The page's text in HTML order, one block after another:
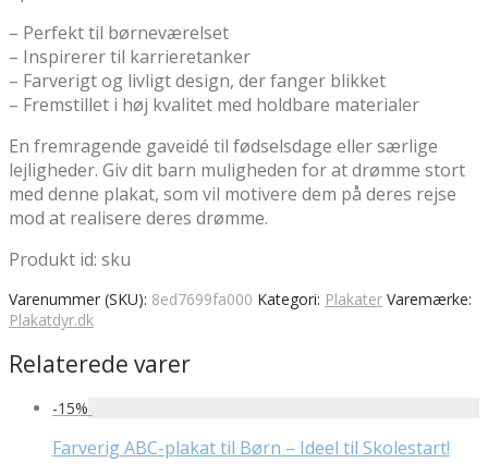
– Perfekt til børneværelset
– Inspirerer til karrieretanker
– Farverigt og livligt design, der fanger blikket
– Fremstillet i høj kvalitet med holdbare materialer
En fremragende gaveidé til fødselsdage eller særlige
lejligheder. Giv dit barn muligheden for at drømme stort
med denne plakat, som vil motivere dem på deres rejse
mod at realisere deres drømme.
Produkt id: sku
Varenummer (SKU): 8ed7699fa000 Kategori: Plakater Varemærke:
Plakatdyr.dk
Relaterede varer
-15%
Farverig ABC-plakat til Børn – Ideel til Skolestart!